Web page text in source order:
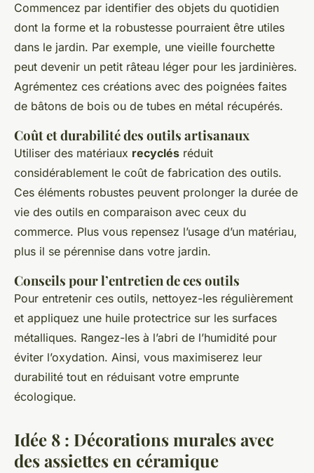
Commencez par identifier des objets du quotidien
dont la forme et la robustesse pourraient être utiles
dans le jardin. Par exemple, une vieille fourchette
peut devenir un petit râteau léger pour les jardinières.
Agrémentez ces créations avec des poignées faites
de bâtons de bois ou de tubes en métal récupérés.
Coût et durabilité des outils artisanaux
Utiliser des matériaux recyclés réduit
considérablement le coût de fabrication des outils.
Ces éléments robustes peuvent prolonger la durée de
vie des outils en comparaison avec ceux du
commerce. Plus vous repensez l’usage d’un matériau,
plus il se pérennise dans votre jardin.
Conseils pour l’entretien de ces outils
Pour entretenir ces outils, nettoyez-les régulièrement
et appliquez une huile protectrice sur les surfaces
métalliques. Rangez-les à l’abri de l’humidité pour
éviter l’oxydation. Ainsi, vous maximiserez leur
durabilité tout en réduisant votre emprunte
écologique.
Idée 8 : Décorations murales avec
des assiettes en céramique